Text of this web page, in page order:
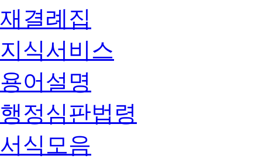
재결례집
지식서비스
용어설명
행정심판법령
서식모음